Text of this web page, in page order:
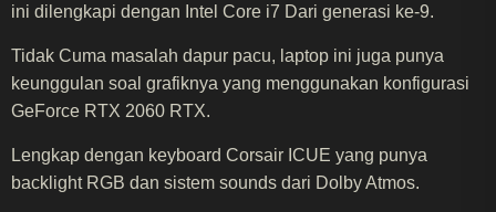
ini dilengkapi dengan Intel Core i7 Dari generasi ke-9.
Tidak Cuma masalah dapur pacu, laptop ini juga punya
keunggulan soal grafiknya yang menggunakan konfigurasi
GeForce RTX 2060 RTX.
Lengkap dengan keyboard Corsair ICUE yang punya
backlight RGB dan sistem sounds dari Dolby Atmos.